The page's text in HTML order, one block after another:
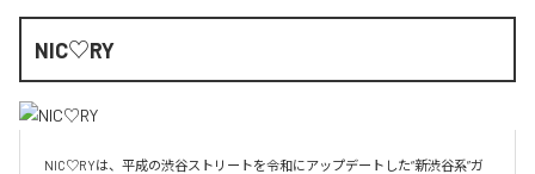
NIC♡RY
NIC♡RYは、平成の渋谷ストリートを令和にアップデートした“新渋谷系”ガ